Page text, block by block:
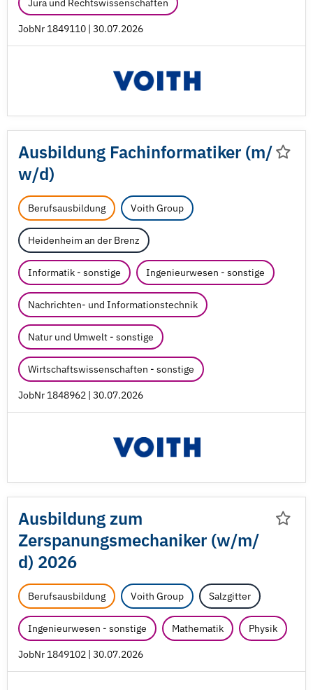
Jura und Rechtswissenschaften
JobNr 1849110 | 30.07.2026
Ausbildung Fachinformatiker (m/
w/d)
Berufsausbildung Voith Group
Heidenheim an der Brenz
Informatik - sonstige Ingenieurwesen - sonstige
Nachrichten- und Informationstechnik
Natur und Umwelt - sonstige
Wirtschaftswissenschaften - sonstige
JobNr 1848962 | 30.07.2026
Ausbildung zum
Zerspanungsmechaniker (w/m/
d) 2026
Berufsausbildung Voith Group Salzgitter
Ingenieurwesen - sonstige Mathematik Physik
JobNr 1849102 | 30.07.2026